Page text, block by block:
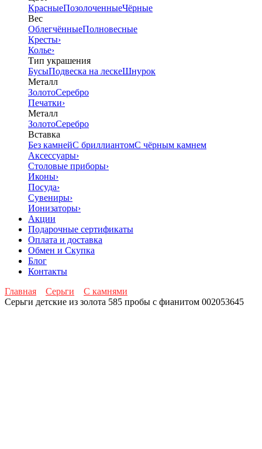
КрасныеПозолоченныеЧёрные
Вес
ОблегчённыеПолновесные
Кресты›
Колье›
Тип украшения
БусыПодвеска на лескеШнурок
Металл
ЗолотоСеребро
Печатки›
Металл
ЗолотоСеребро
Вставка
Без камнейС бриллиантомС чёрным камнем
Аксессуары›
Столовые приборы›
Иконы›
Посуда›
Сувениры›
Ионизаторы›
Акции
Подарочные сертификаты
Оплата и доставка
Обмен и Скупка
Блог
Контакты
Главная
Серьги
С камнями
Серьги детские из золота 585 пробы с фианитом 002053645